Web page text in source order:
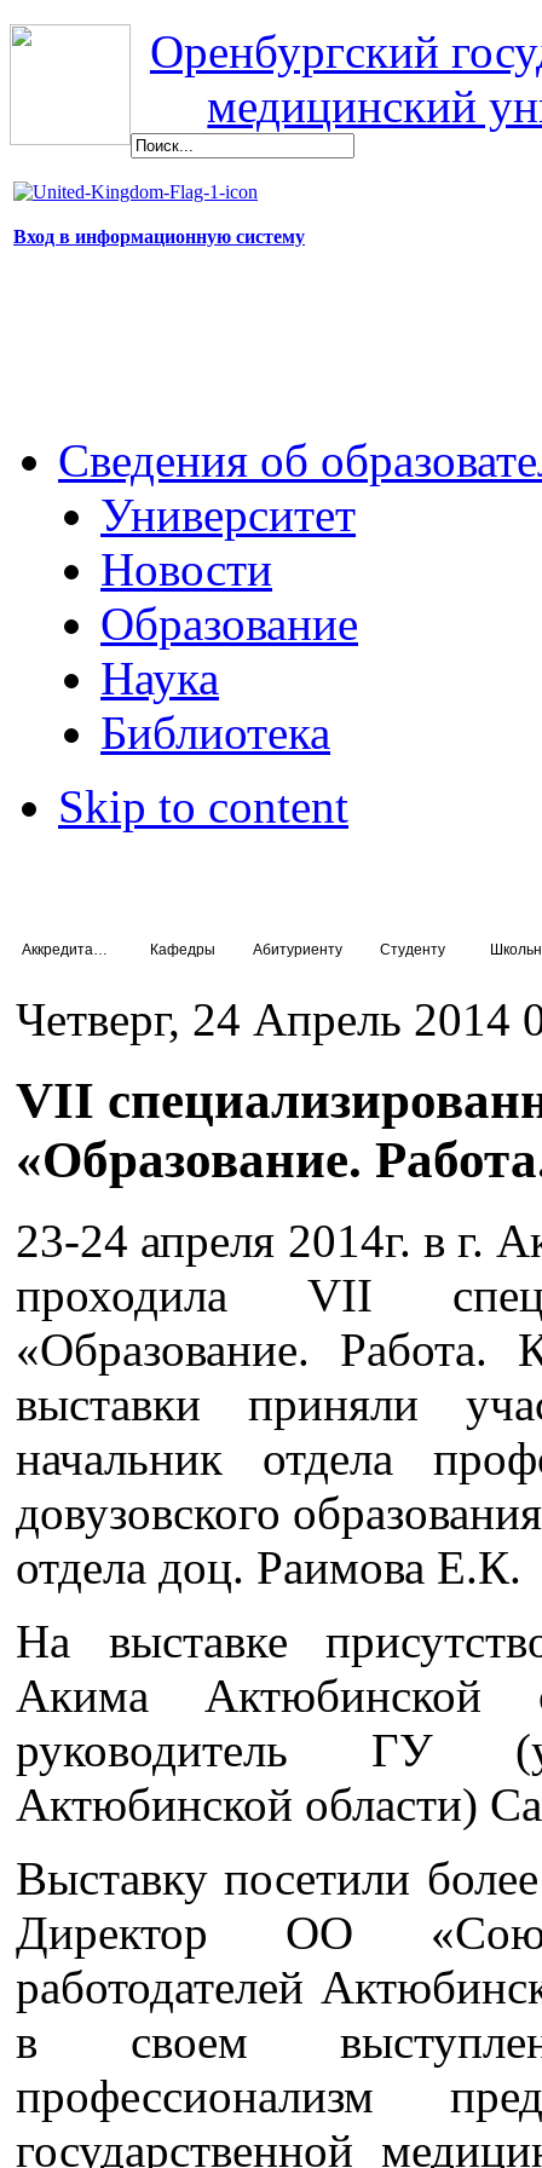
Оренбургский
медицинский
Вход в информационную систему
Сведения об
Университет
Новости
Образование
Наука
Библиотека
Skip to content
Кафедры Абитуриенту Студенту
Четверг, 24 Апрель 2014
VII
«Образование.
23-24 апреля 2014г. в г.
проходила VII
«Образование.
выставки приняли
начальник отдела
довузовского
отдела доц. Раимова Е.К.
На выставке
Акима Актюбинской
руководитель ГУ
Актюбинской области)
Выставку посетили
Директор ОО
работодателей
в своем
профессионализм
государственной